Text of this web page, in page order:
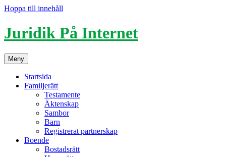
Hoppa till innehåll
Juridik På Internet
Meny
Startsida
Familjerätt
Testamente
Äktenskap
Sambor
Barn
Registrerat partnerskap
Boende
Bostadsrätt